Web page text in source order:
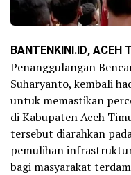
BANTENKINI.ID, ACEH
Penanggulangan
Suharyanto, kembali
untuk memastikan
di Kabupaten Aceh
tersebut diarahkan
pemulihan
bagi masyarakat